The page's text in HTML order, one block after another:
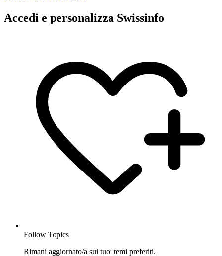
Accedi e personalizza Swissinfo
Follow Topics
Rimani aggiornato/a sui tuoi temi preferiti.